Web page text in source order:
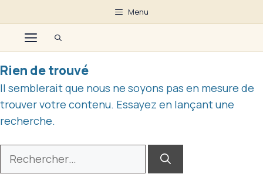
au
contenu
Menu
Menu
Rien de trouvé
Il semblerait que nous ne soyons pas en mesure de
trouver votre contenu. Essayez en lançant une
recherche.
Rechercher :